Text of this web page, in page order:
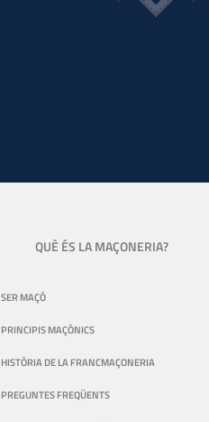
QUÈ ÉS LA MAÇONERIA?
SER MAÇÓ
PRINCIPIS MAÇÒNICS
HISTÒRIA DE LA FRANCMAÇONERIA
PREGUNTES FREQÜENTS